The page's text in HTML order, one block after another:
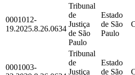
0001012-
19.2025.8.26.0634
Tribunal
de
Justiça
de São
Paulo
Estado
de São
Paulo
0001003-
Tribunal
de
Justiça
Estado
de São